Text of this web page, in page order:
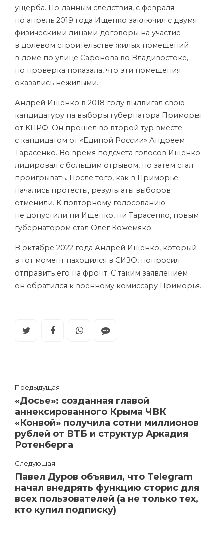
ущерба. По данным следствия, с февраля
по апрель 2019 года Ищенко заключил с двумя
физическими лицами договоры на участие
в долевом строительстве жилых помещений
в доме по улице Сафонова во Владивостоке,
но проверка показала, что эти помещения
оказались нежилыми.
Андрей Ищенко в 2018 году выдвигал свою
кандидатуру на выборы губернатора Приморья
от КПРФ. Он прошел во второй тур вместе
с кандидатом от «Единой России» Андреем
Тарасенко. Во время подсчета голосов Ищенко
лидировал с большим отрывом, но затем стал
проигрывать. После того, как в Приморье
начались протесты, результаты выборов
отменили. К повторному голосованию
не допустили ни Ищенко, ни Тарасенко, новым
губернатором стал Олег Кожемяко.
В октябре 2022 года Андрей Ищенко, который
в тот момент находился в СИЗО, попросил
отправить его на фронт. С таким заявлением
он обратился к военному комиссару Приморья.
Предыдущая
«Досье»: созданная главой
аннексированного Крыма ЧВК
«Конвой» получила сотни миллионов
рублей от ВТБ и структур Аркадия
Ротенберга
Следующая
Павел Дуров объявил, что Telegram
начал внедрять функцию сторис для
всех пользователей (а не только тех,
кто купил подписку)